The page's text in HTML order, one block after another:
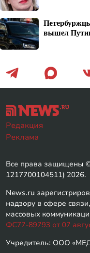
вышел
Редакция
Реклама
Все права
1217700104511) 2026.
News.ru
надзору в сфере
массовых
ФС77-89793 от 07
Учредитель: ООО